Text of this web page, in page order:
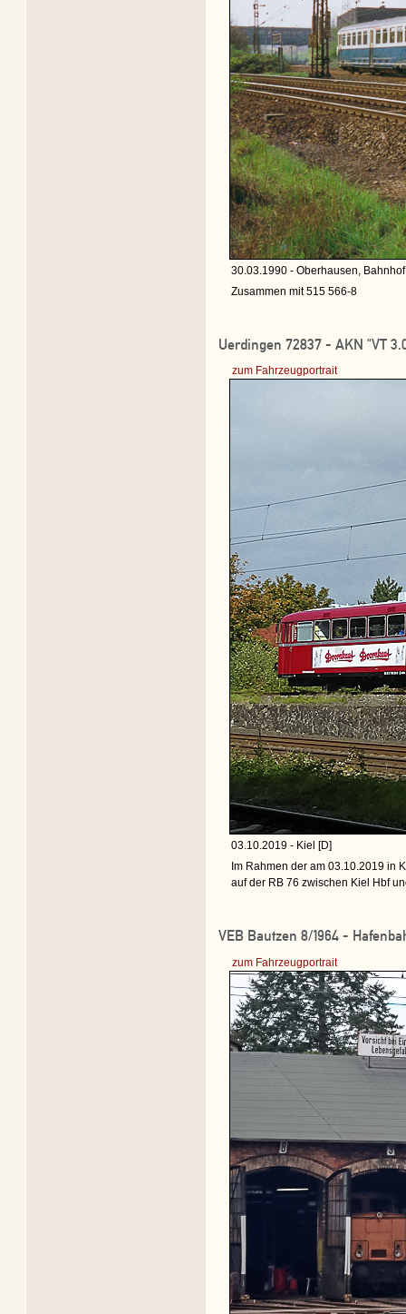
30.03.1990 - Oberhausen,
Zusammen mit 515 566-8
Uerdingen 72837 - AKN "VT
zum Fahrzeugportrait
03.10.2019 - Kiel [D]
Im Rahmen der am 03.10.2019 in
auf der RB 76 zwischen Kiel Hbf
VEB Bautzen 8/1964 -
zum Fahrzeugportrait